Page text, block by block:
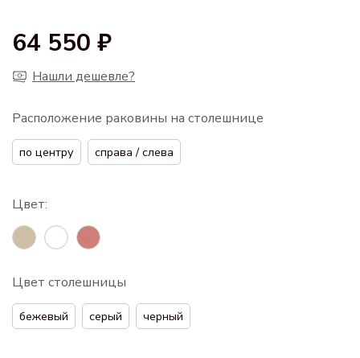
64 550 ₽
Нашли дешевле?
Расположение раковины на столешнице
по центру справа / слева
Цвет столешницы
бежевый серый черный